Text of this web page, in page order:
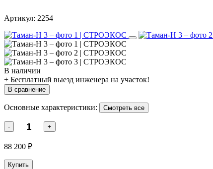
Артикул: 2254
В наличии
+ Бесплатный выезд инженера на участок!
В сравнение
Основные характеристики: Смотреть все
- +
88 200 ₽
Купить